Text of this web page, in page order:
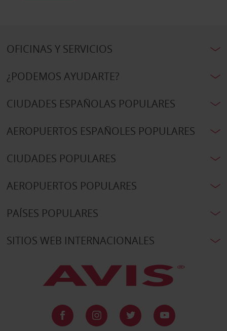
OFICINAS Y SERVICIOS
¿PODEMOS AYUDARTE?
CIUDADES ESPAÑOLAS POPULARES
AEROPUERTOS ESPAÑOLES POPULARES
CIUDADES POPULARES
AEROPUERTOS POPULARES
PAÍSES POPULARES
SITIOS WEB INTERNACIONALES